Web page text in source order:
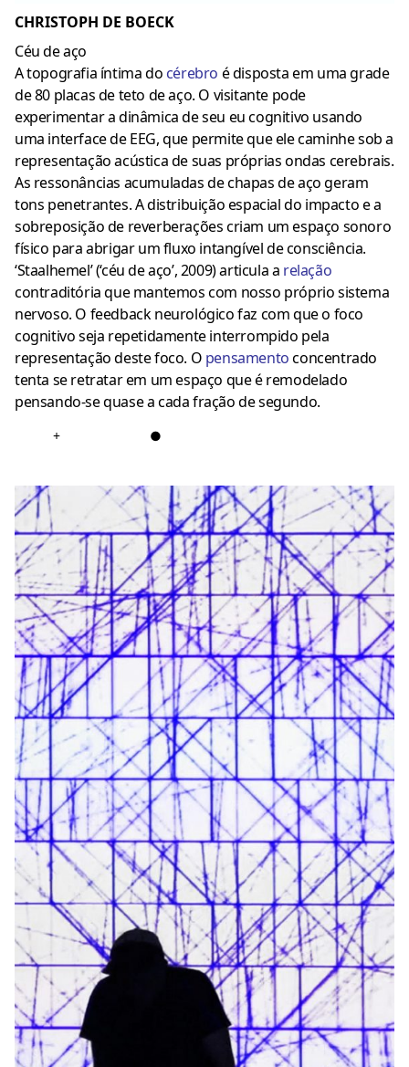
CHRISTOPH DE BOECK
Céu de aço
A topografia íntima do cérebro é disposta em uma grade
de 80 placas de teto de aço. O visitante pode
experimentar a dinâmica de seu eu cognitivo usando
uma interface de EEG, que permite que ele caminhe sob a
representação acústica de suas próprias ondas cerebrais.
As ressonâncias acumuladas de chapas de aço geram
tons penetrantes. A distribuição espacial do impacto e a
sobreposição de reverberações criam um espaço sonoro
físico para abrigar um fluxo intangível de consciência.
‘Staalhemel’ (‘céu de aço’, 2009) articula a relação
contraditória que mantemos com nosso próprio sistema
nervoso. O feedback neurológico faz com que o foco
cognitivo seja repetidamente interrompido pela
representação deste foco. O pensamentoconcentrado
tenta se retratar em um espaço que é remodelado
pensando-se quase a cada fração de segundo.
+ ●